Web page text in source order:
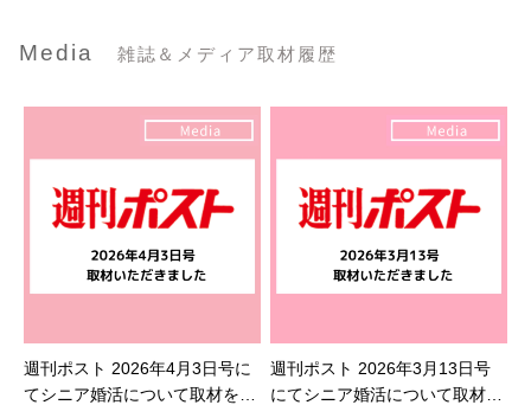
Media 雑誌＆メディア取材履歴
週刊ポスト 2026年4月3日号に
てシニア婚活について取材を受
週刊ポスト 2026年3月13日号
にてシニア婚活について取材を